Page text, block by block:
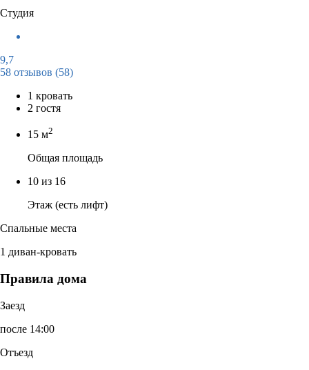
Студия
9,7
58 отзывов (58)
1 кровать
2 гостя
15 м2
Общая площадь
10 из 16
Этаж (есть лифт)
Спальные места
1 диван-кровать
Правила дома
Заезд
после 14:00
Отъезд